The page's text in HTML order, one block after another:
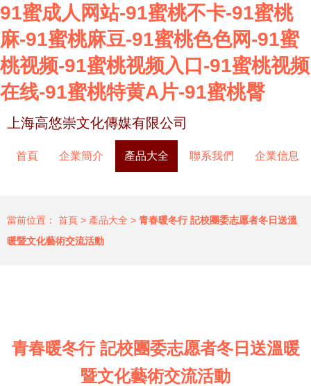
91蜜成人网站-91蜜桃不卡-91蜜桃
麻-91蜜桃麻豆-91蜜桃色色网-91蜜
桃视频-91蜜桃视频入口-91蜜桃视频
在线-91蜜桃特黄A片-91蜜桃臀
上海高悠崇文化傳媒有限公司
首頁 企業簡介 產品大全 聯系我們 企業信息
當前位置： 首頁 > 產品大全 > 青春暖冬行 記校團委志愿者冬日送溫
暖暨文化藝術交流活動
青春暖冬行 記校團委志愿者冬日送溫暖
暨文化藝術交流活動